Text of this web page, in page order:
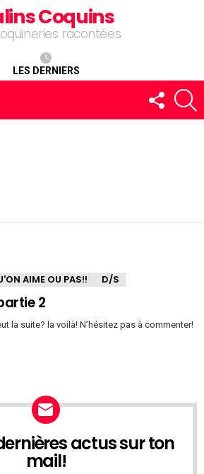
Coquins
racontées
LES DERNIERS
FOLLOW
US
AIME OU PAS!! D/S
2
la suite? la voilà! N’hésitez pas à commenter!
actus sur ton
mail!